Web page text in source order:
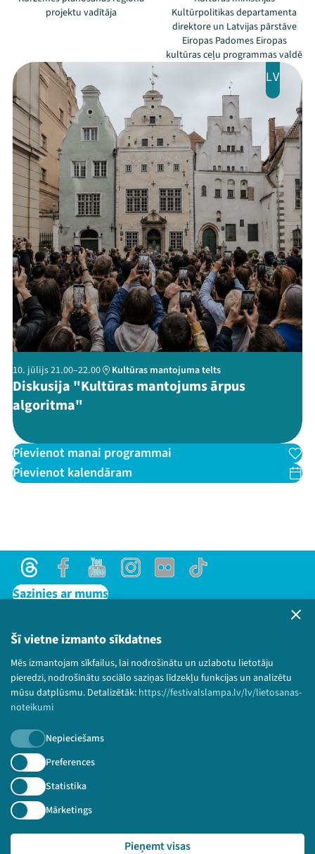
Šī vietne izmanto sīkdatnes
Mēs izmantojam sīkfailus, lai nodrošinātu un uzlabotu lietotāju
pieredzi, nodrošinātu sociālo saziņas līdzekļu funkcijas un analizētu
mūsu datplūsmu. Detalizētāk: https://festivalslampa.lv/lv/lietosanas-
noteikumi
Nepieciešams
Preferences
Statistika
Mārketings
Pieņemt visas
Veikals
Kontakti
ThreadsFacebookYoutube
X Instagram
Flick TikTok
projektu vadītāja
Kultūrpolitikas departamenta
direktore un Latvijas pārstāve
Eiropas Padomes Eiropas
kultūras ceļu programmas valdē
LV
10. jūlijs 21.00–22.00 Kultūras mantojuma telts
Diskusija "Kultūras mantojums ārpus
algoritma"
Pievienot manai programmai
Pievienot kalendāram
ThreadsFacebookYoutubeInstagram
Flick TikTok
Sazinies ar mums
Lietošanas noteikumi un sīkdatņu politika
Bērnu aizsardzības politika
© 2026 Sarunu festivāls LAMPA Visas tiesības
paturētas.
Piesakies jaunumiem!
Nepalaid garām aktuālāko informāciju!